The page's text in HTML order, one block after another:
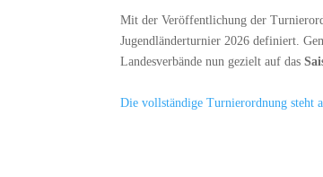
Mit der Veröffentlichung der
Jugendländerturnier 2026 definiert.
Landesverbände nun gezielt auf das
Die vollständige Turnierordnung steht